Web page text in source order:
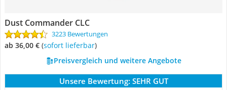
Dust Commander CLC
3223 Bewertungen
ab 36,00 € ( Sofort lieferbar)
Preisvergleich und weitere Angebote
Unsere Bewertung: SEHR GUT